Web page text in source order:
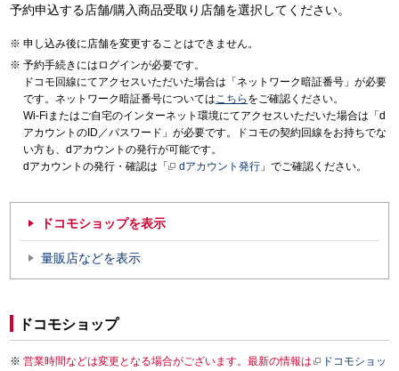
予約申込する店舗/購入商品受取り店舗を選択してください。
申し込み後に店舗を変更することはできません。
予約手続きにはログインが必要です。
ドコモ回線にてアクセスいただいた場合は「ネットワーク暗証番号」が必要
です。ネットワーク暗証番号についてはこちら をご確認ください。
Wi-Fiまたはご自宅のインターネット環境にてアクセスいただいた場合は「d
アカウントのID／パスワード」が必要です。ドコモの契約回線をお持ちでな
い方も、dアカウントの発行が可能です。
dアカウントの発行・確認は「
dアカウント発行 」でご確認ください。
ドコモショップを表示
量販店などを表示
ドコモショップ
営業時間などは変更となる場合がございます。最新の情報は
ドコモショッ